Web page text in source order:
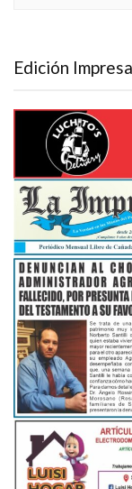
Edición